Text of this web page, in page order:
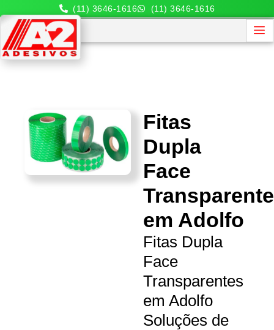
(11) 3646-1616 (11) 3646-1616
Fitas
Dupla
Face
em Adolfo
Fitas Dupla
Face
Transparentes
em Adolfo
Soluções de